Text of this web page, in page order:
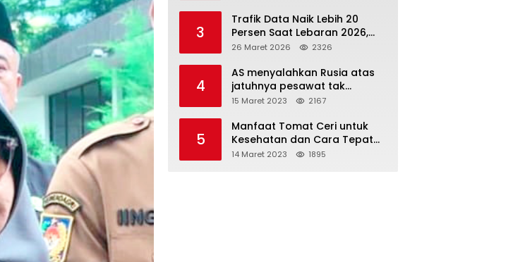
3
Trafik Data Naik Lebih 20
Persen Saat Lebaran 2026,
Indosat Buktikan Jaringan
Pemudik
26 Maret 2026 2326
4
AS menyalahkan Rusia atas
jatuhnya pesawat tak
berawak di Laut Hitam,
15 Maret 2023 2167
5
Manfaat Tomat Ceri untuk
Kesehatan dan Cara Tepat
Mengonsumsinya
14 Maret 2023 1895